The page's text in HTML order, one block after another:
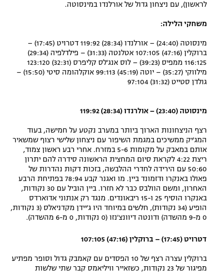
לוח דרושים – ג'ובנט
תגיות
לראשון), עם ניצחון גדול של אורלנדו במינסוטה.
משחקי הלילה:
מינסוטה (24:40) – אורלנדו (28:34) 119:92 דטרויט (17:45) –
ברוקלין (47:16) 107:105 אטלנטה (31:33) – פילדלפיה (29:34)
116:125 ממפיס (39:23) – לוס אנג'לס קליפרס (32:31) 123:120
מילווקי (35:27) – יוטה (45:19) 99:113 אוקלהומה סיטי (15:50) –
גולדן סטייט (31:32) 97:104
מינסוטה (23:40) – אולרנדו (28:34) 119:92
רצף הניצחונות הארוך ביותר במערב נקטע על חמישה, בעוד
המג'יק ממשיכים במגמת השיפור עם ניצחון שלישי רצוף שמשאיר
אותם במאבק על מקומות 5-6 במזרח. אחרי רבע ראשון צמוד,
ריצת 4:22 לקראת סיום המחצית הראשונה סידרה להם יתרון
50:60 עם הירידה לחדרי ההלבשה, בזכות דקות נהדרות של
פאולו באנקרו ודזמונד ביין. מו ואגנר קבע 78:94 בפתיחת הרבע
האחרון, ומשם הוולבס כבר לא חזרו. ביין הוביל עם 30 נקודות,
באנקרו הוסיף 25 ו-15 ריבאונדים. מנגד רק אנתוני אדוארדס
הופיע (34 נקודות), חלשים במיוחד היו ג'יידן מקדניאלס (3 נקודות,
0 מ-9 מהשדה) ודונטה דיוונצ'נזו (0 נקודות, 0 מ-6 מהשדה).
דטרויט (17:45) – ברוקלין (47:16) 107:105
ברוקלין עצרה רצף של 10 הפסדים עם קאמבק גדול וסופר מפתיע
מפיגור של 23 נקודות, כשזאייר וויליאמס קבר שתי שלשות